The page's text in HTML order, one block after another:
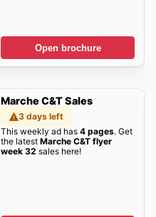
Open brochure
Marche C&T Sales
3 days left
This weekly ad has 4 pages. Get
the latest Marche C&T flyer
week 32 sales here!